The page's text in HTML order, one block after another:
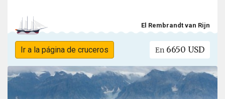
El Rembrandt van Rijn
Ir a la página de cruceros En 6650 USD